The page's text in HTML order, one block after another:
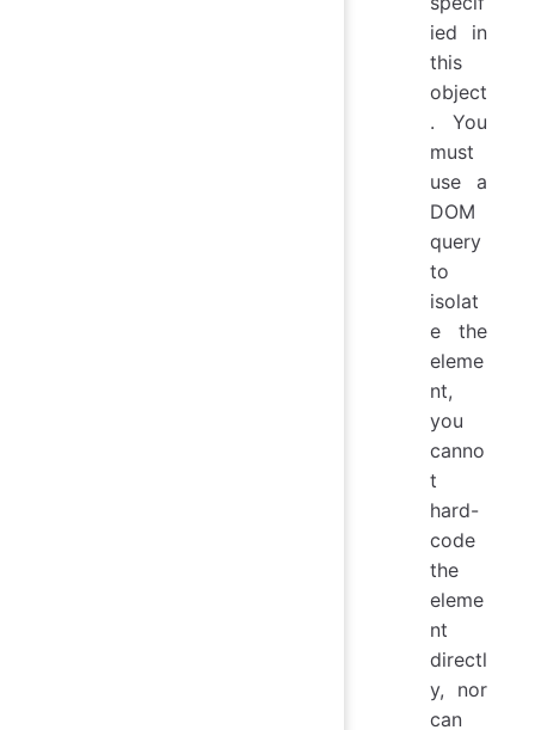
ied in
this
object
. You
must
use a
DOM
query
to
isolat
e the
eleme
nt,
you
canno
t
hard-
code
the
eleme
nt
directl
y, nor
can